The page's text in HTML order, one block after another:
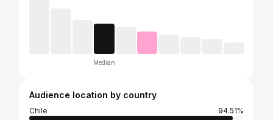
Median
Audience location by country
Chile
94.51%